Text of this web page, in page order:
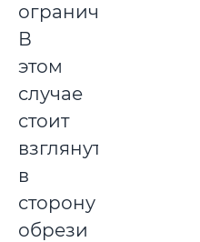
ограничен.
В
этом
случае
стоит
взглянуть
в
сторону
обрези